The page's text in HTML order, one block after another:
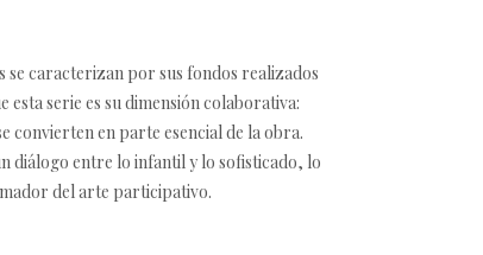
se caracterizan por sus fondos realizados
serie es su dimensión colaborativa:
convierten en parte esencial de la obra.
diálogo entre lo infantil y lo sofisticado, lo
del arte participativo.